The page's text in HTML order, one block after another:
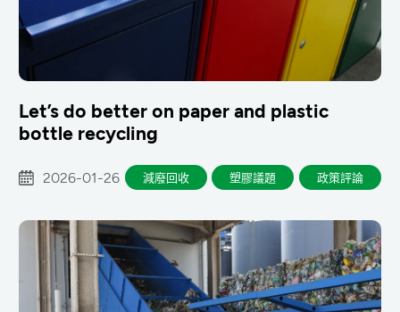
Let’s do better on paper and plastic
bottle recycling
2026-01-26 減廢回收 塑膠議題 政策評論